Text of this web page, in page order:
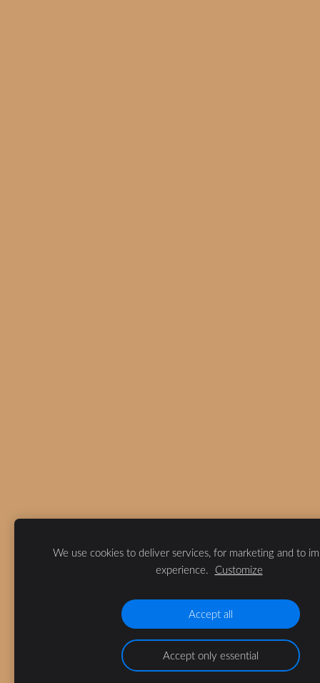
We use cookies to deliver services, for marketing and to
experience. Customize
Accept all
Accept only essential